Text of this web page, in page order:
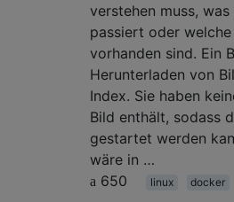
verstehen muss,
passiert oder
vorhanden sind. Ein
Herunterladen von
Index. Sie haben
Bild enthält, sodass
gestartet werden
wäre in …
650
linux docker